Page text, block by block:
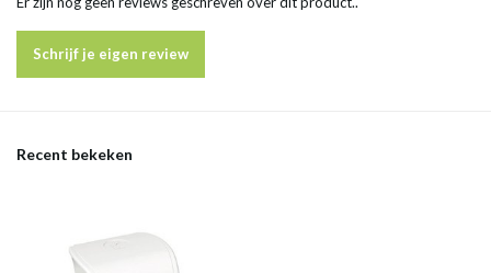
Schrijf je eigen review
Recent bekeken